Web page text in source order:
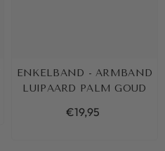
ENKELBAND - ARMBAND
LUIPAARD PALM GOUD
€19,95